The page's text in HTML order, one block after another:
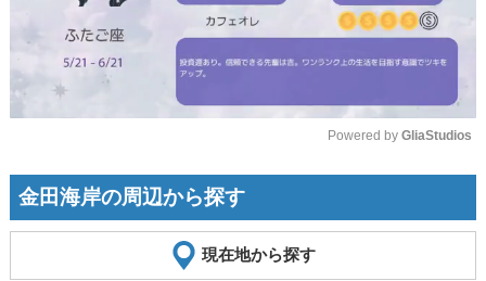
Mute
Powered by GliaStudios
金田海岸の周辺から探す
現在地から探す